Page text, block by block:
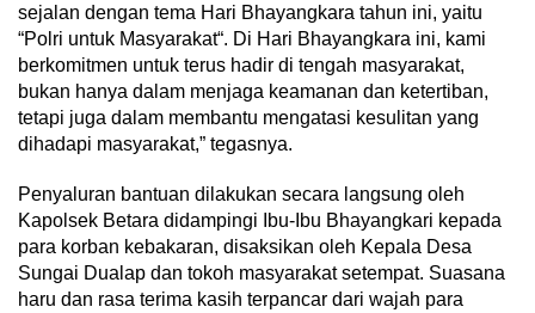
sejalan dengan tema Hari Bhayangkara tahun ini, yaitu
“Polri untuk Masyarakat“. Di Hari Bhayangkara ini, kami
berkomitmen untuk terus hadir di tengah masyarakat,
bukan hanya dalam menjaga keamanan dan ketertiban,
tetapi juga dalam membantu mengatasi kesulitan yang
dihadapi masyarakat,” tegasnya.
Penyaluran bantuan dilakukan secara langsung oleh
Kapolsek Betara didampingi Ibu-Ibu Bhayangkari kepada
para korban kebakaran, disaksikan oleh Kepala Desa
Sungai Dualap dan tokoh masyarakat setempat. Suasana
haru dan rasa terima kasih terpancar dari wajah para